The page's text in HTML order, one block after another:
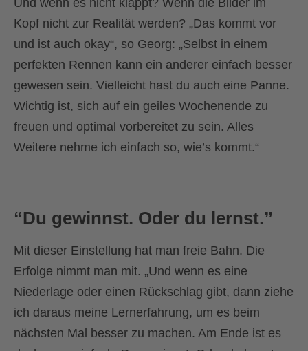
Kopf nicht zur Realität werden? „Das kommt vor
und ist auch okay“, so Georg: „Selbst in einem
perfekten Rennen kann ein anderer einfach besser
gewesen sein. Vielleicht hast du auch eine Panne.
Wichtig ist, sich auf ein geiles Wochenende zu
freuen und optimal vorbereitet zu sein. Alles
Weitere nehme ich einfach so, wie’s kommt.“
“Du gewinnst. Oder du lernst.”
Mit dieser Einstellung hat man freie Bahn. Die
Erfolge nimmt man mit. „Und wenn es eine
Niederlage oder einen Rückschlag gibt, dann ziehe
ich daraus meine Lernerfahrung, um es beim
nächsten Mal besser zu machen. Am Ende ist es